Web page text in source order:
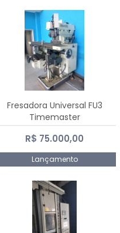
Fresadora Universal FU3
Timemaster
R$ 75.000,00
Lançamento